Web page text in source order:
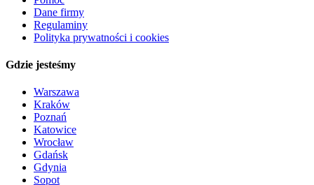
Dane firmy
Regulaminy
Polityka prywatności i cookies
Gdzie jesteśmy
Warszawa
Kraków
Poznań
Katowice
Wrocław
Gdańsk
Gdynia
Sopot